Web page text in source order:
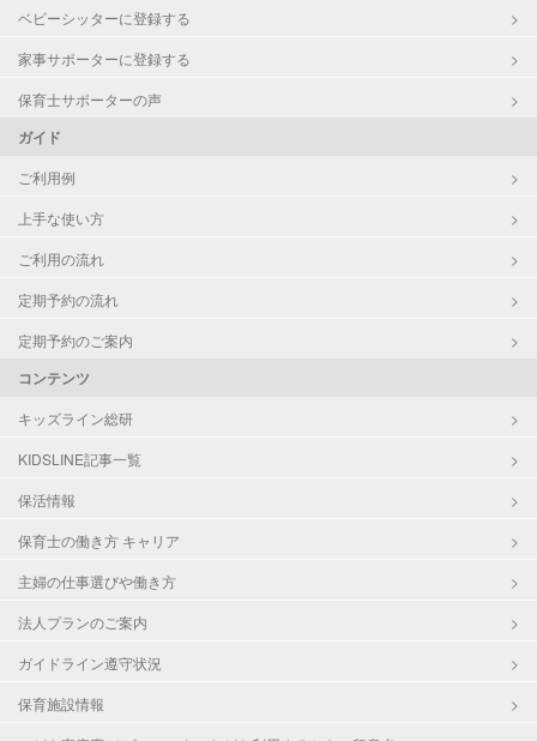
ベビーシッターに登録する
家事サポーターに登録する
保育士サポーターの声
ガイド
ご利用例
上手な使い方
ご利用の流れ
定期予約の流れ
定期予約のご案内
コンテンツ
キッズライン総研
KIDSLINE記事一覧
保活情報
保育士の働き方 キャリア
主婦の仕事選びや働き方
法人プランのご案内
ガイドライン遵守状況
保育施設情報